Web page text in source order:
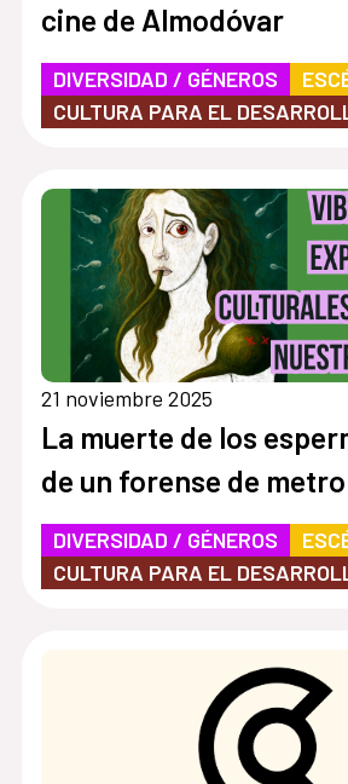
cine de Almodóvar
DIVERSIDAD / GÉNEROS
CULTURA PARA EL
21 noviembre 2025
La muerte de los
de un forense de
DIVERSIDAD / GÉNEROS
CULTURA PARA EL